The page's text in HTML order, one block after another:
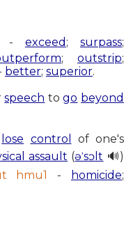
- exceed ;surpass;
;outstrip;
better; superior.
speech togo beyond
lose control
of one's
assault (əˈsɔlt 🔊)
hmu1 - homicide;